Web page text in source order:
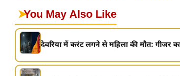
➤You May Also Like
देवरिया में करंट लगने से महिला की मौत: गीजर